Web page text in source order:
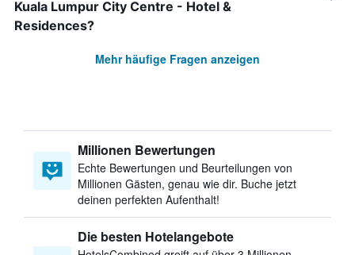
Kuala Lumpur City Centre - Hotel &
Residences?
Mehr häufige Fragen anzeigen
Millionen Bewertungen
Echte Bewertungen und Beurteilungen von
Millionen Gästen, genau wie dir. Buche jetzt
deinen perfekten Aufenthalt!
Die besten Hotelangebote